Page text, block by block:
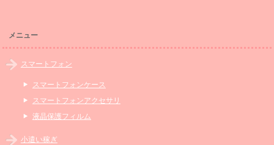
メニュー
スマートフォン
スマートフォンケース
スマートフォンアクセサリ
液晶保護フィルム
小遣い稼ぎ